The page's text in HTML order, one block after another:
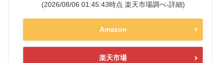
(2026/08/06 01:45:43時点 楽天市場調べ-詳細)
Amazon
楽天市場